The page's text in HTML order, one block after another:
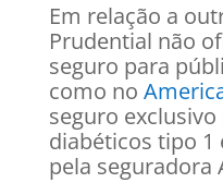
Em relação a
Prudential não
seguro para
como no
seguro
diabéticos tipo 1
pela seguradora